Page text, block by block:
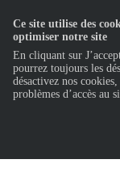
Ce site utilise des
optimiser notre site
En cliquant sur
pourrez toujours les
désactivez nos
problèmes d’accès au